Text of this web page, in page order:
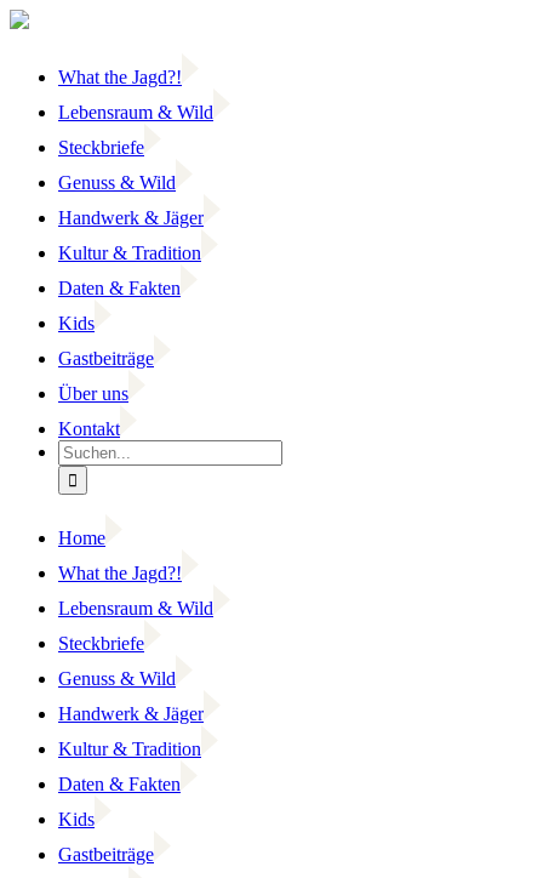
Zum
What the Jagd?!
Lebensraum & Wild
Steckbriefe
Genuss & Wild
Handwerk & Jäger
Kultur & Tradition
Daten & Fakten
Kids
Gastbeiträge
Über uns
Kontakt
Suche
nach:
Home
What the Jagd?!
Lebensraum & Wild
Steckbriefe
Genuss & Wild
Handwerk & Jäger
Kultur & Tradition
Daten & Fakten
Kids
Gastbeiträge